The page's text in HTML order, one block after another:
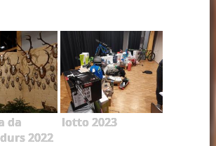
da
2022
lotto 2023